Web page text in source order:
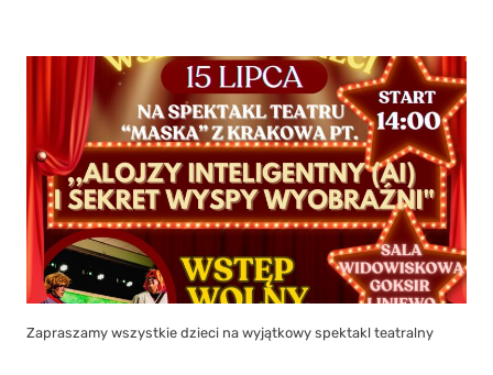
Zapraszamy wszystkie dzieci na wyjątkowy spektakl teatralny